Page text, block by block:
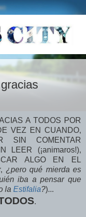
A TODOS POR
VEZ EN CUANDO,
SIN COMENTAR
LEER (¡animaros!),
ALGO EN EL
¿pero qué mierda es
iba a pensar que
la Estifalia?)...
.